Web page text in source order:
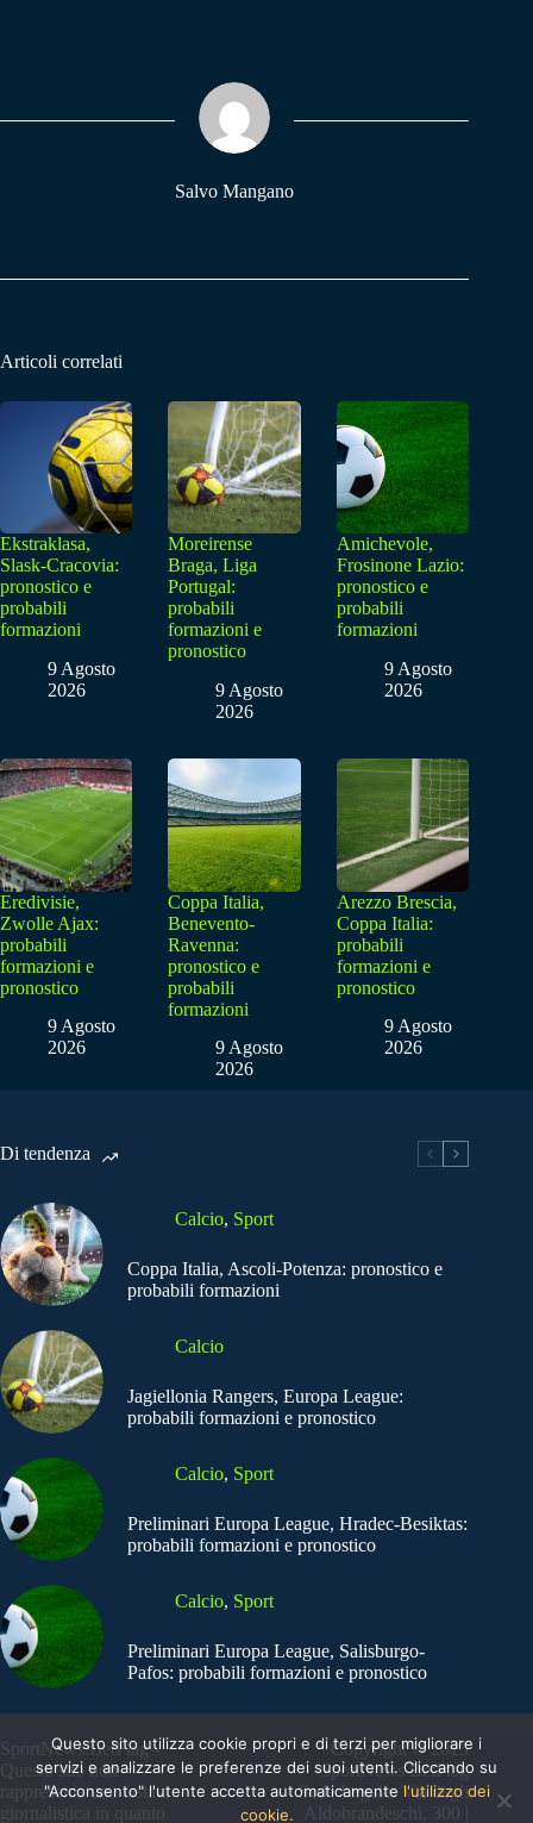
pp m
Salvo Mangano
Articoli correlati
Ekstraklasa,
Slask-Cracovia:
pronostico e
probabili
formazioni
9 Agosto
2026
Moreirense
Braga, Liga
Portugal:
probabili
formazioni e
pronostico
9 Agosto
2026
Amichevole,
Frosinone Lazio:
pronostico e
probabili
formazioni
9 Agosto
2026
Eredivisie,
Zwolle Ajax:
probabili
formazioni e
pronostico
9 Agosto
2026
Coppa Italia,
Benevento-
Ravenna:
pronostico e
probabili
formazioni
9 Agosto
2026
Arezzo Brescia,
Coppa Italia:
probabili
formazioni e
pronostico
9 Agosto
2026
Di tendenza
Calcio, Sport
Coppa Italia, Ascoli-Potenza: pronostico e
probabili formazioni
Calcio
Jagiellonia Rangers, Europa League:
probabili formazioni e pronostico
Calcio, Sport
Preliminari Europa League, Hradec-Besiktas:
probabili formazioni e pronostico
Calcio, Sport
Preliminari Europa League, Salisburgo-
Pafos: probabili formazioni e pronostico
SportNews.BetFlag -
Questo sito non
rappresenta una testata
giornalistica in quanto
Copyright © 2025
SportNews BetFlag
Sede Legale: Via degli
Aldobrandeschi, 300 |
Questo sito utilizza cookie propri e di terzi per migliorare i
servizi e analizzare le preferenze dei suoi utenti. Cliccando su
"Acconsento" l'utente accetta automaticamente l'utilizzo dei
cookie.